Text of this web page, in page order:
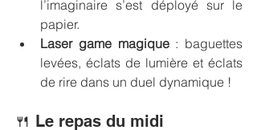
l’imaginaire s’est déployé sur le
papier.
Laser game magique : baguettes
levées, éclats de lumière et éclats
de rire dans un duel dynamique !
🍴 Le repas du midi